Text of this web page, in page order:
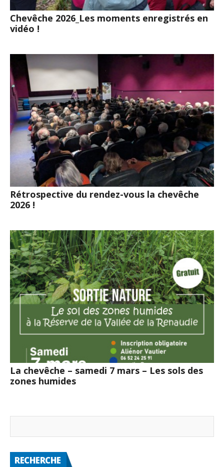
Chevêche 2026_Les moments enregistrés en
vidéo !
Rétrospective du rendez-vous la chevêche
2026 !
La chevêche – samedi 7 mars – Les sols des
zones humides
RECHERCHE